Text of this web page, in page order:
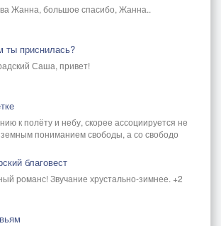
Жанна, большое спасибо, Жанна..
ты приснилась?
Саша, привет!
к полёту и небу, скорее ассоциируется не
земным пониманием свободы, а со свободо
благовест
романс! Звучание хрустально-зимнее. +2